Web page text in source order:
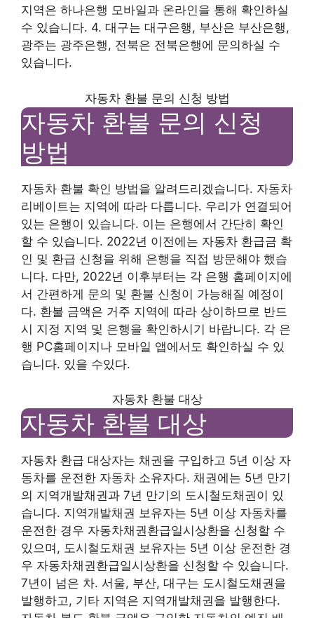
지역은 하나은행 모바일과 온라인을 통해 확인하실
수 있습니다. 4. 대구는 대구은행, 부산은 부산은행,
광주는 광주은행, 전북은 전북은행에 문의하실 수
있습니다.
자동차 환불 문의 신청 방법
자동차 환불 문의 신청
방법
자동차 환불 확인 방법을 알려드리겠습니다. 자동차
리베이트는 지역에 따라 다릅니다. 우리가 연결되어
있는 은행이 있습니다. 이는 은행에서 간단히 확인
할 수 있습니다. 2022년 이전에는 자동차 환급금 확
인 및 환급 신청을 위해 은행을 직접 방문해야 했습
니다. 다만, 2022년 이후부터는 각 은행 홈페이지에
서 간편하게 문의 및 환불 신청이 가능해질 예정이
다. 환불 금액은 거주 지역에 따라 상이하므로 반드
시 지정 지역 및 은행을 확인하시기 바랍니다. 각 은
행 PC홈페이지나 모바일 앱에서도 확인하실 수 있
습니다. 있을 수있다.
자동차 환불 대상
자동차 환불 대상
자동차 환급 대상자는 채권을 구입하고 5년 이상 자
동차를 운전한 자동차 소유자다. 채권에는 5년 만기
의 지역개발채권과 7년 만기의 도시철도채권이 있
습니다. 지역개발채권 보유자는 5년 이상 자동차를
운전한 경우 자동차채권환급일시상환을 신청할 수
있으며, 도시철도채권 보유자는 5년 이상 운전한 경
우 자동차채권환급일시상환을 신청할 수 있습니다.
7년이 넘은 차. 서울, 부산, 대구는 도시철도채권을
발행하고, 기타 지역은 지역개발채권을 발행한다.